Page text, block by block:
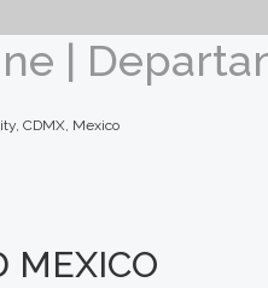
|
CDMX, Mexico
MEXICO